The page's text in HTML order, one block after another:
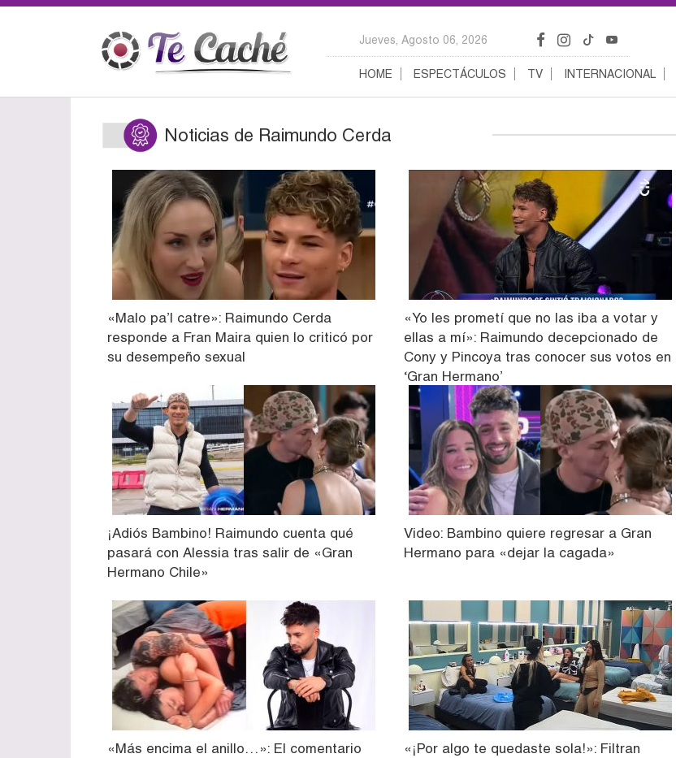
Jueves, Agosto 06, 2026
HOME ESPECTÁCULOS TV INTERNACIONAL
Noticias de Raimundo Cerda
«Malo pa’l catre»: Raimundo Cerda
responde a Fran Maira quien lo criticó por
su desempeño sexual
«Yo les prometí que no las iba a votar y
ellas a mí»: Raimundo decepcionado de
Cony y Pincoya tras conocer sus votos en
‘Gran Hermano’
¡Adiós Bambino! Raimundo cuenta qué
pasará con Alessia tras salir de «Gran
Hermano Chile»
Video: Bambino quiere regresar a Gran
Hermano para «dejar la cagada»
«Más encima el anillo…»: El comentario
«¡Por algo te quedaste sola!»: Filtran